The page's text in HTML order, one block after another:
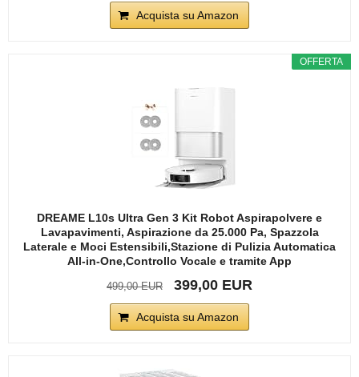
Acquista su Amazon
OFFERTA
DREAME L10s Ultra Gen 3 Kit Robot Aspirapolvere e
Lavapavimenti, Aspirazione da 25.000 Pa, Spazzola
Laterale e Moci Estensibili,Stazione di Pulizia Automatica
All-in-One,Controllo Vocale e tramite App
499,00 EUR 399,00 EUR
Acquista su Amazon